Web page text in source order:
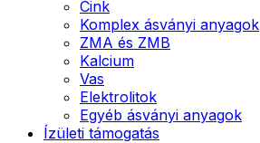
Cink
Komplex ásványi anyagok
ZMA és ZMB
Kalcium
Vas
Elektrolitok
Egyéb ásványi anyagok
Ízületi támogatás